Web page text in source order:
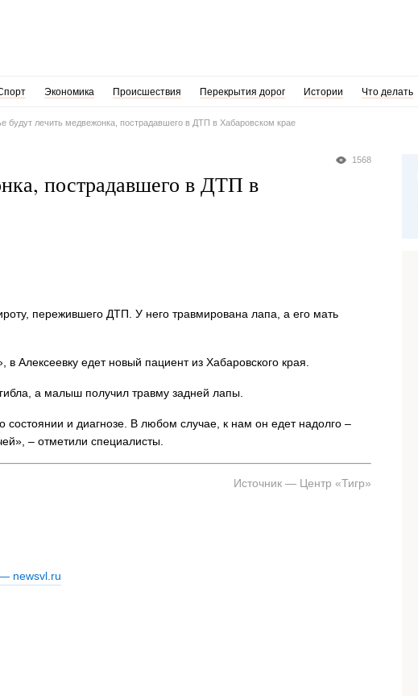
Экономика Происшествия Перекрытия дорог Истории Что делать
будут лечить медвежонка, пострадавшего в ДТП в Хабаровском крае
1568
пострадавшего в ДТП в
пережившего ДТП. У него травмирована лапа, а его мать
Алексеевку едет новый пациент из Хабаровского края.
а малыш получил травму задней лапы.
и диагнозе. В любом случае, к нам он едет надолго –
– отметили специалисты.
Источник — Центр «Тигр»